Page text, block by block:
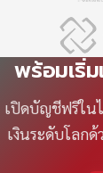
พร้อมเริ่
เปิดบัญชีฟรีใน
เงินระดับโลก